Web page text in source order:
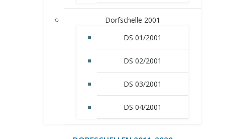
Dorfschelle 2001
DS 01/2001
DS 02/2001
DS 03/2001
DS 04/2001